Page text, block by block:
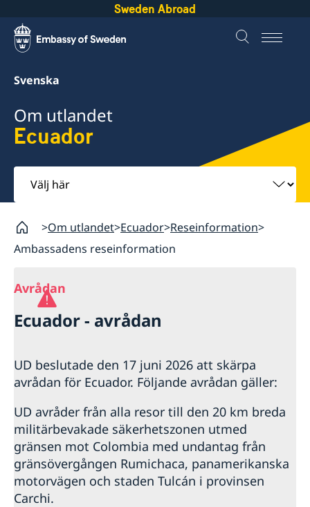
Sweden Abroad
Svenska
Om utlandet
Ecuador
Välj
här
Om utlandet Ecuador Reseinformation
Ambassadens reseinformation
Avrådan
Ecuador - avrådan
UD beslutade den 17 juni 2026 att skärpa
avrådan för Ecuador. Följande avrådan gäller:
UD avråder från alla resor till den 20 km breda
militärbevakade säkerhetszonen utmed
gränsen mot Colombia med undantag från
gränsövergången Rumichaca, panamerikanska
motorvägen och staden Tulcán i provinsen
Carchi.